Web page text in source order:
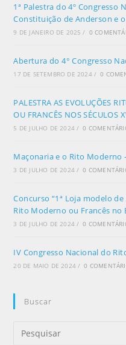
1ª Palestra do 4º Congresso
Constituição de Anderson e
9 DE JANEIRO DE 2025 / 0
Abertura do 4° Congresso
17 DE SETEMBRO DE 2024 / 0
PALESTRA AS EVOLUÇÕES
OU FRANCÊS NOS SÉCULOS
5 DE JULHO DE 2024 / 0
Maçonaria e o Rito Moderno
3 DE JULHO DE 2024 / 0
Concurso “1ª Loja modelo
Rito Moderno ou Francês no
3 DE JULHO DE 2024 / 0
IV Congresso Nacional do
20 DE MAIO DE 2024 / 0
Buscar